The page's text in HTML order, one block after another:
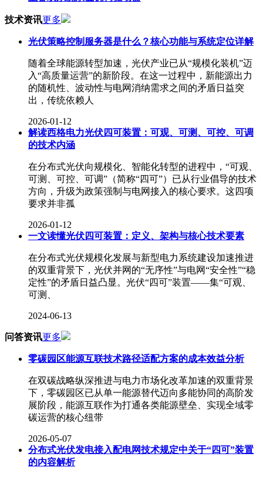
技术资讯更多
光伏策略控制服务器是什么？核心功能与系统定位详解
随着全球能源转型加速，光伏产业已从“规模化装机”迈
入“高质量运营”的新阶段。在这一过程中，新能源出力
的随机性、波动性与电网消纳需求之间的矛盾日益突
出，传统依赖人
2026-01-12
解读西格电力光伏四可装置：可观、可测、可控、可调
的技术内涵
在分布式光伏向规模化、智能化转型的进程中，“可观、
可测、可控、可调”（简称“四可”）已从行业倡导的技术
方向，升级为政策强制与电网接入的核心要求。这四项
要求并非孤
2026-01-12
一文读懂光伏四可装置：定义、架构与核心技术要素
在分布式光伏规模化发展与新型电力系统建设加速推进
的双重背景下，光伏并网的“无序性”与电网“安全性”“稳
定性”的矛盾日益凸显。光伏“四可”装置——集“可观、
可测、
2024-06-13
问答资讯更多
零碳园区能源互联技术路径适配方案的成本效益分析
在双碳战略纵深推进与电力市场化改革加速的双重背景
下，零碳园区已从单一能源替代迈向多能协同的高阶发
展阶段，能源互联作为打通各类能源壁垒、实现全域零
碳运营的核心纽带
2026-05-07
分布式光伏发电接入配电网技术规定中关于“四可”装置
的内容解析